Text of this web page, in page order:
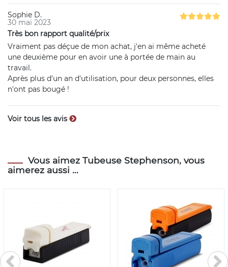
Sophie D.
30 mai 2023
Très bon rapport qualité/prix
Vraiment pas déçue de mon achat, j'en ai même acheté
une deuxième pour en avoir une à portée de main au
travail.
Après plus d'un an d'utilisation, pour deux personnes, elles
n'ont pas bougé !
Voir tous les avis
Vous aimez Tubeuse Stephenson, vous
aimerez aussi ...